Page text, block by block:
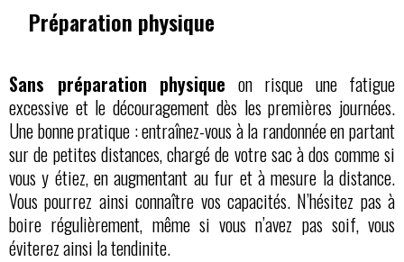
Préparation physique
Sans préparation physique on risque une fatigue
excessive et le découragement dès les premières journées.
Une bonne pratique : entraînez-vous à la randonnée en partant
sur de petites distances, chargé de votre sac à dos comme si
vous y étiez, en augmentant au fur et à mesure la distance.
Vous pourrez ainsi connaître vos capacités. N’hésitez pas à
boire régulièrement, même si vous n’avez pas soif, vous
éviterez ainsi la tendinite.